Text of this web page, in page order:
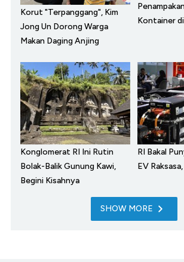
Korut "Terpanggang", Kim
Jong Un Dorong Warga
Makan Daging Anjing
Kontainer
Konglomerat RI Ini Rutin
Bolak-Balik Gunung Kawi,
Begini Kisahnya
RI Bakal
EV
SHOW MORE